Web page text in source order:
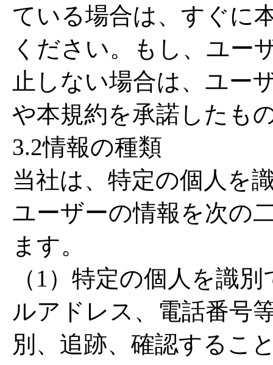
ている場合は、すぐに
ください。もし、ユー
止しない場合は、ユー
や本規約を承諾したも
3.2情報の種類
当社は、特定の個人を
ユーザーの情報を次の
ます。
（1）特定の個人を識
ルアドレス、電話番号
別、追跡、確認するこ